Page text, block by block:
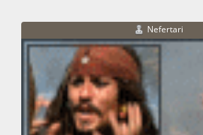
Nefertari